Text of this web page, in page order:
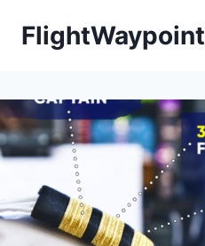
FlightWaypoint